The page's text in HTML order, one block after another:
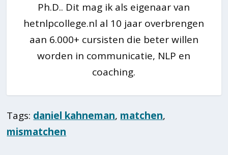
Ph.D.. Dit mag ik als eigenaar van
hetnlpcollege.nl al 10 jaar overbrengen
aan 6.000+ cursisten die beter willen
worden in communicatie, NLP en
coaching.
Tags: daniel kahneman, matchen,
mismatchen